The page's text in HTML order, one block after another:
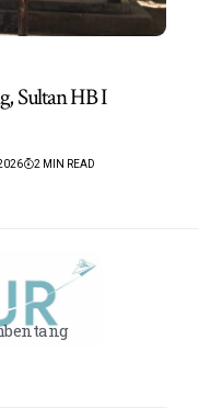
Sultan HB I
2 MIN READ